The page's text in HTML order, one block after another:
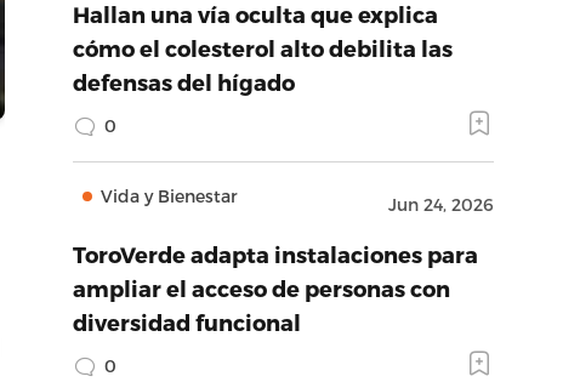
Hallan una vía oculta que explica
cómo el colesterol alto debilita las
defensas del hígado
0
Vida y Bienestar Jun 24, 2026
ToroVerde adapta instalaciones para
ampliar el acceso de personas con
diversidad funcional
0